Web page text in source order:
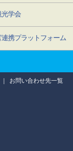
光学会
連携プラットフォーム
お問い合わせ先一覧